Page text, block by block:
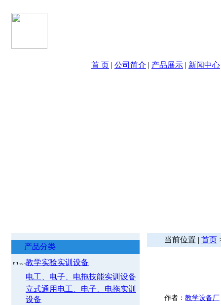
首 页 | 公司简介 | 产品展示 | 新闻中心
产品分类
教学实验实训设备
电工、电子、电拖技能实训设备
立式通用电工、电子、电拖实训
设备
当前位置 | 首页
作者： 教学设备厂